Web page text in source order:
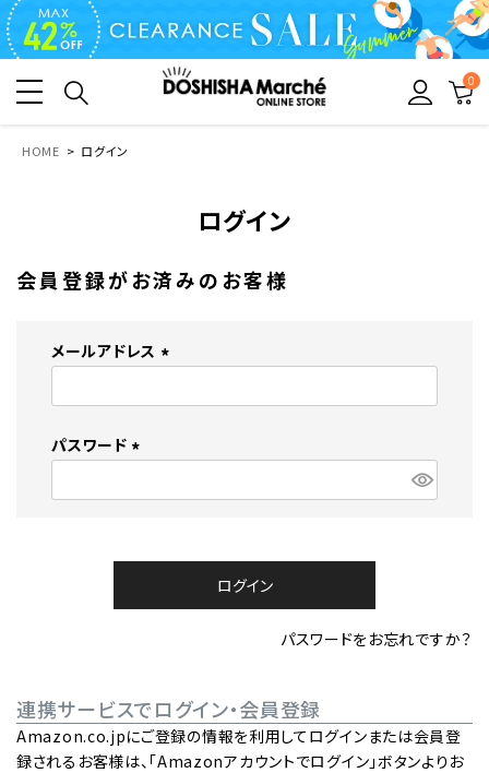
0
HOME ログイン
ログイン
会員登録がお済みのお客様
メールアドレス
必
パスワード
必
ログイン
パスワードをお忘れですか？
連携サービスでログイン・会員登録
Amazon.co.jpにご登録の情報を利用してログインまたは会員登
録されるお客様は、「Amazonアカウントでログイン」ボタンよりお